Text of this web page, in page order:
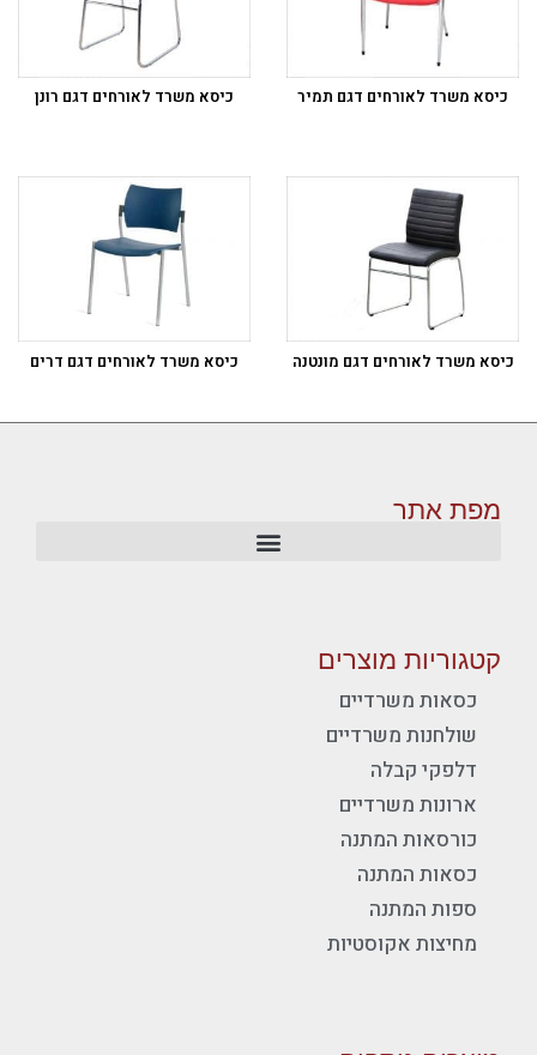
כיסא משרד לאורחים דגם תמיר כיסא משרד לאורחים דגם רונן
כיסא משרד לאורחים דגם מונטנה כיסא משרד לאורחים דגם דרים
מפת אתר
קטגוריות מוצרים
כסאות משרדיים
שולחנות משרדיים
דלפקי קבלה
ארונות משרדיים
כורסאות המתנה
כסאות המתנה
ספות המתנה
מחיצות אקוסטיות